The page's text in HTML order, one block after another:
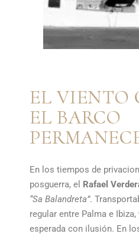
EL VIENTO
EL BARCO
En los tiempos de
posguerra, el Rafael
“Sa Balandreta”.
regular entre Palma e
esperada con ilusión. En